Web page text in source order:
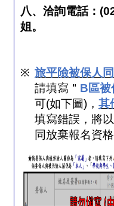
八、洽詢電話：
姐。
※ 旅平險被保人
請填寫＂ B 區
可(如下圖) ，其
填寫錯誤，將以
同放棄報名資格